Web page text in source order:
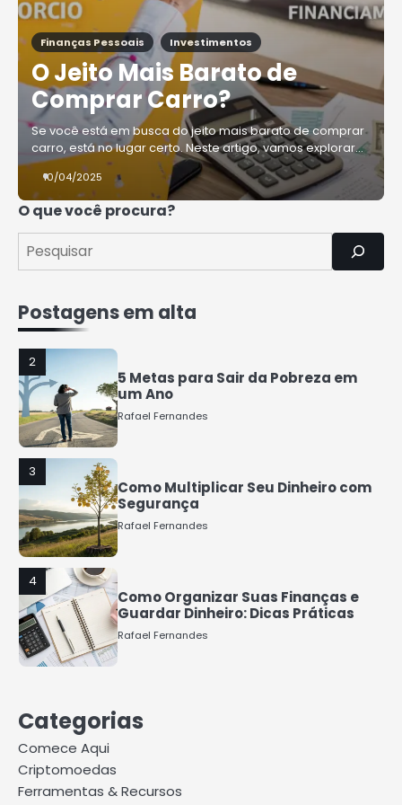
Finanças Pessoais Investimentos
O Jeito Mais Barato de
Comprar Carro?
Se você está em busca do jeito mais barato de comprar
carro, está no lugar certo. Neste artigo, vamos explorar…
10/04/2025
O que você procura?
Postagens em alta
4
Como Organizar Suas Finanças e
Guardar Dinheiro: Dicas Práticas
Rafael Fernandes
5
COMO INVESTIR COM POUCO
DINHEIRO 2025
Rafael Fernandes
1
7 Coisas que a Classe Média
Rafael Fernandes
2
5 Metas para Sair da Pobreza em
um Ano
Rafael Fernandes
3
Como Multiplicar Seu Dinheiro com
Segurança
Rafael Fernandes
4
Como Organizar Suas Finanças e
Guardar Dinheiro: Dicas Práticas
Rafael Fernandes
DINHEIRO 2025
1
Categorias
Comece Aqui
Criptomoedas
Ferramentas & Recursos